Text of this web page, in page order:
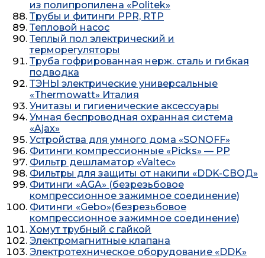
из полипропилена «Politek»
Трубы и фитинги PPR, RTP
Тепловой насос
Теплый пол электрический и
терморегуляторы
Труба гофрированная нерж. сталь и гибкая
подводка
ТЭНЫ электрические универсальные
«Thermowatt» Италия
Унитазы и гигиенические аксессуары
Умная беспроводная охранная система
«Ajax»
Устройства для умного дома «SONOFF»
Фитинги компрессионные «Picks» — PP
Фильтр дешламатор «Valtec»
Фильтры для защиты от накипи «DDK-СВОД»
Фитинги «AGA» (безрезьбовое
компрессионное зажимное соединение)
Фитинги «Gebo»(безрезьбовое
компрессионное зажимное соединение)
Хомут трубный с гайкой
Электромагнитные клапана
Электротехническое оборудование «DDK»